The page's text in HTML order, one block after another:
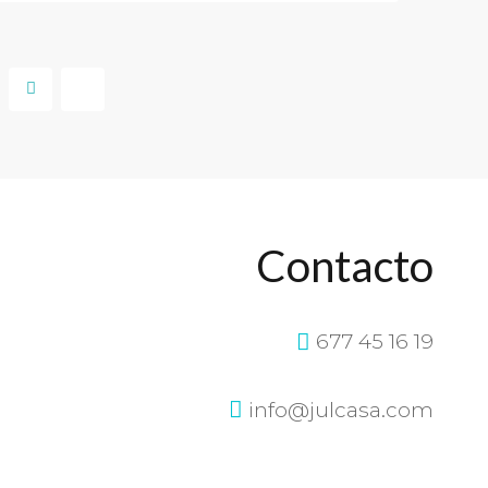
Contacto
677 45 16 19
info@julcasa.com